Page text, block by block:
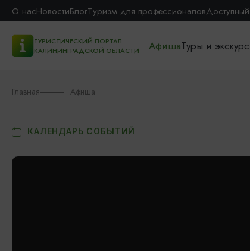
О насНовостиБлогТуризм для профессионалов
ТУРИСТИЧЕСКИЙ ПОРТАЛ
КАЛИНИНГРАДСКОЙ ОБЛАСТИ
АфишаТуры и
Главная Афиша
КАЛЕНДАРЬ СОБЫТИЙ